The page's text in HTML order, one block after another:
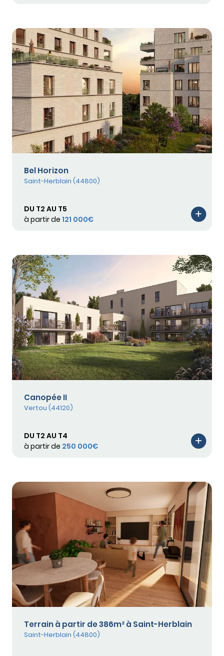
Bel Horizon
Saint-Herblain (44800)
DU T2 AU T5
à partir de 121 000€
Canopée II
Vertou (44120)
DU T2 AU T4
à partir de 250 000€
Terrain à partir de 386m² à Saint-Herblain
Saint-Herblain (44800)